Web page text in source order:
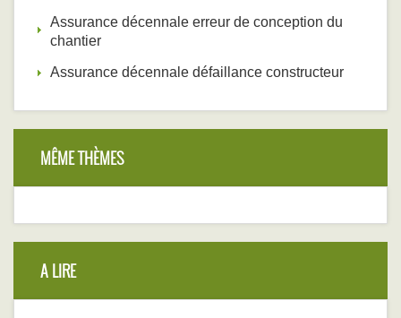
Assurance décennale erreur de conception du
chantier
Assurance décennale défaillance constructeur
MÊME THÈMES
A LIRE